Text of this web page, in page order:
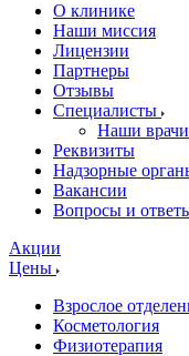
О клинике
Наши миссия
Лицензии
Партнеры
Отзывы
Специалисты
Наши врачи
Реквизиты
Надзорные
Вакансии
Вопросы и
Акции
Цены
Взрослое
Косметология
Физиотерапия